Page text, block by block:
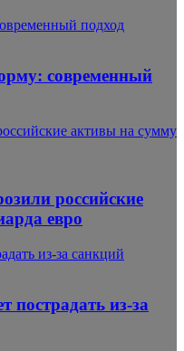
подход
современный
активы на сумму
российские
евро
из-за санкций
пострадать из-за